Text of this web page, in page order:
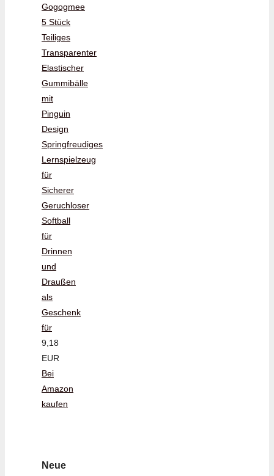
Gogogmee
5 Stück
Teiliges
Transparenter
Elastischer
Gummibälle
mit
Pinguin
Design
Springfreudiges
Lernspielzeug
für
Sicherer
Geruchloser
Softball
für
Drinnen
und
Draußen
als
Geschenk
für
9,18
EUR
Bei
Amazon
kaufen
Neue